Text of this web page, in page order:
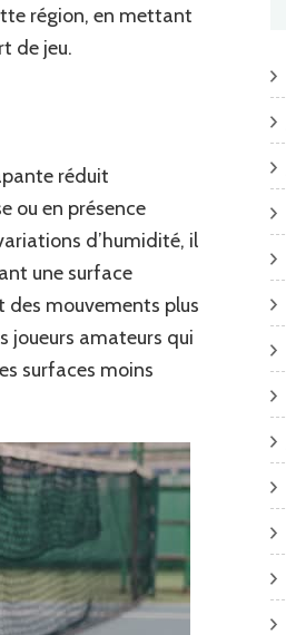
région, en mettant
de jeu.
réduit
ou en présence
d’humidité, il
une surface
des mouvements plus
joueurs amateurs qui
surfaces moins